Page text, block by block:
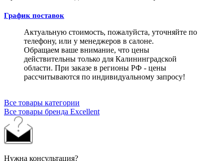
График поставок
Актуальную стоимость, пожалуйста, уточняйте по
телефону, или у менеджеров в салоне.
Обращаем ваше внимание, что цены
действительны только для Калининградской
области. При заказе в регионы РФ - цены
рассчитываются по индивидуальному запросу!
Все товары категории
Все товары бренда Excellent
Нужна консультация?